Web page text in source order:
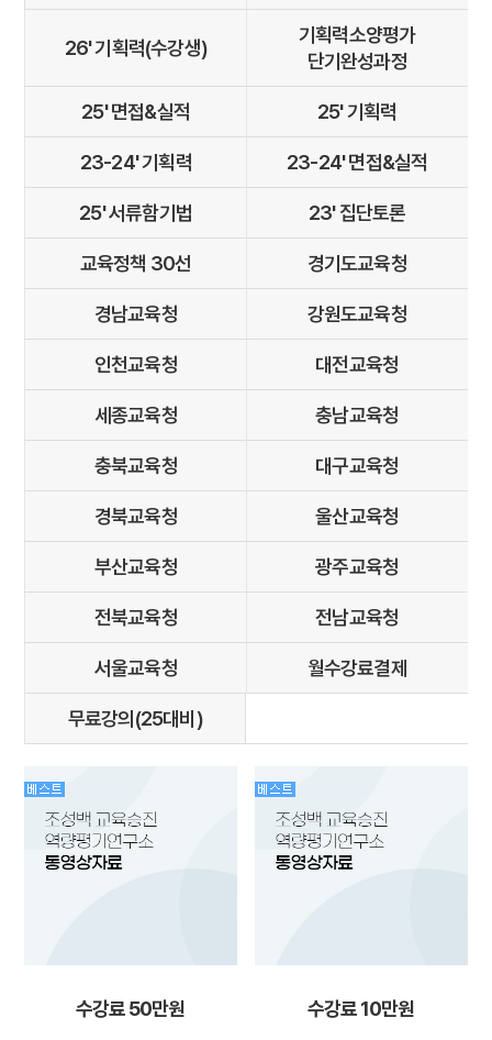
26' 기획력(수강생)
기획력소양평가
단기완성과정
25' 면접&실적 25' 기획력
23-24' 기획력 23-24' 면접&실적
25' 서류함기법 23' 집단토론
교육정책 30선 경기도교육청
경남교육청 강원도교육청
인천교육청 대전교육청
세종교육청 충남교육청
충북교육청 대구교육청
경북교육청 울산교육청
부산교육청 광주교육청
전북교육청 전남교육청
서울교육청 월수강료결제
무료강의(25대비)
수강료 50만원 수강료 10만원